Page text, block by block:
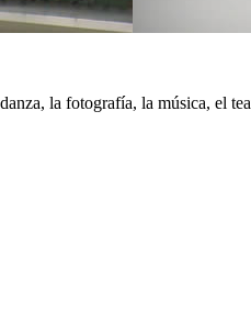
la fotografía, la música, el